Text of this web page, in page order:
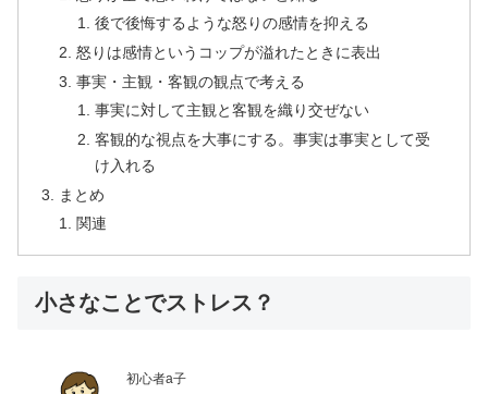
後で後悔するような怒りの感情を抑える
怒りは感情というコップが溢れたときに表出
事実・主観・客観の観点で考える
事実に対して主観と客観を織り交ぜない
客観的な視点を大事にする。事実は事実として受
け入れる
まとめ
関連
小さなことでストレス？
初心者a子